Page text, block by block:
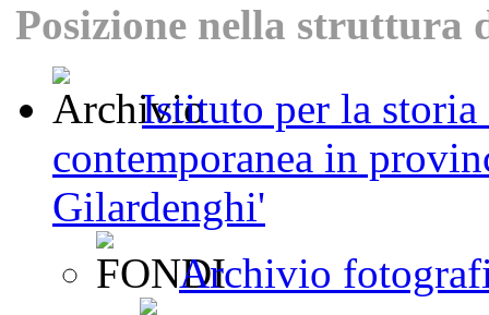
Posizione nella struttura
Istituto per la storia
contemporanea in
Gilardenghi'
Archivio